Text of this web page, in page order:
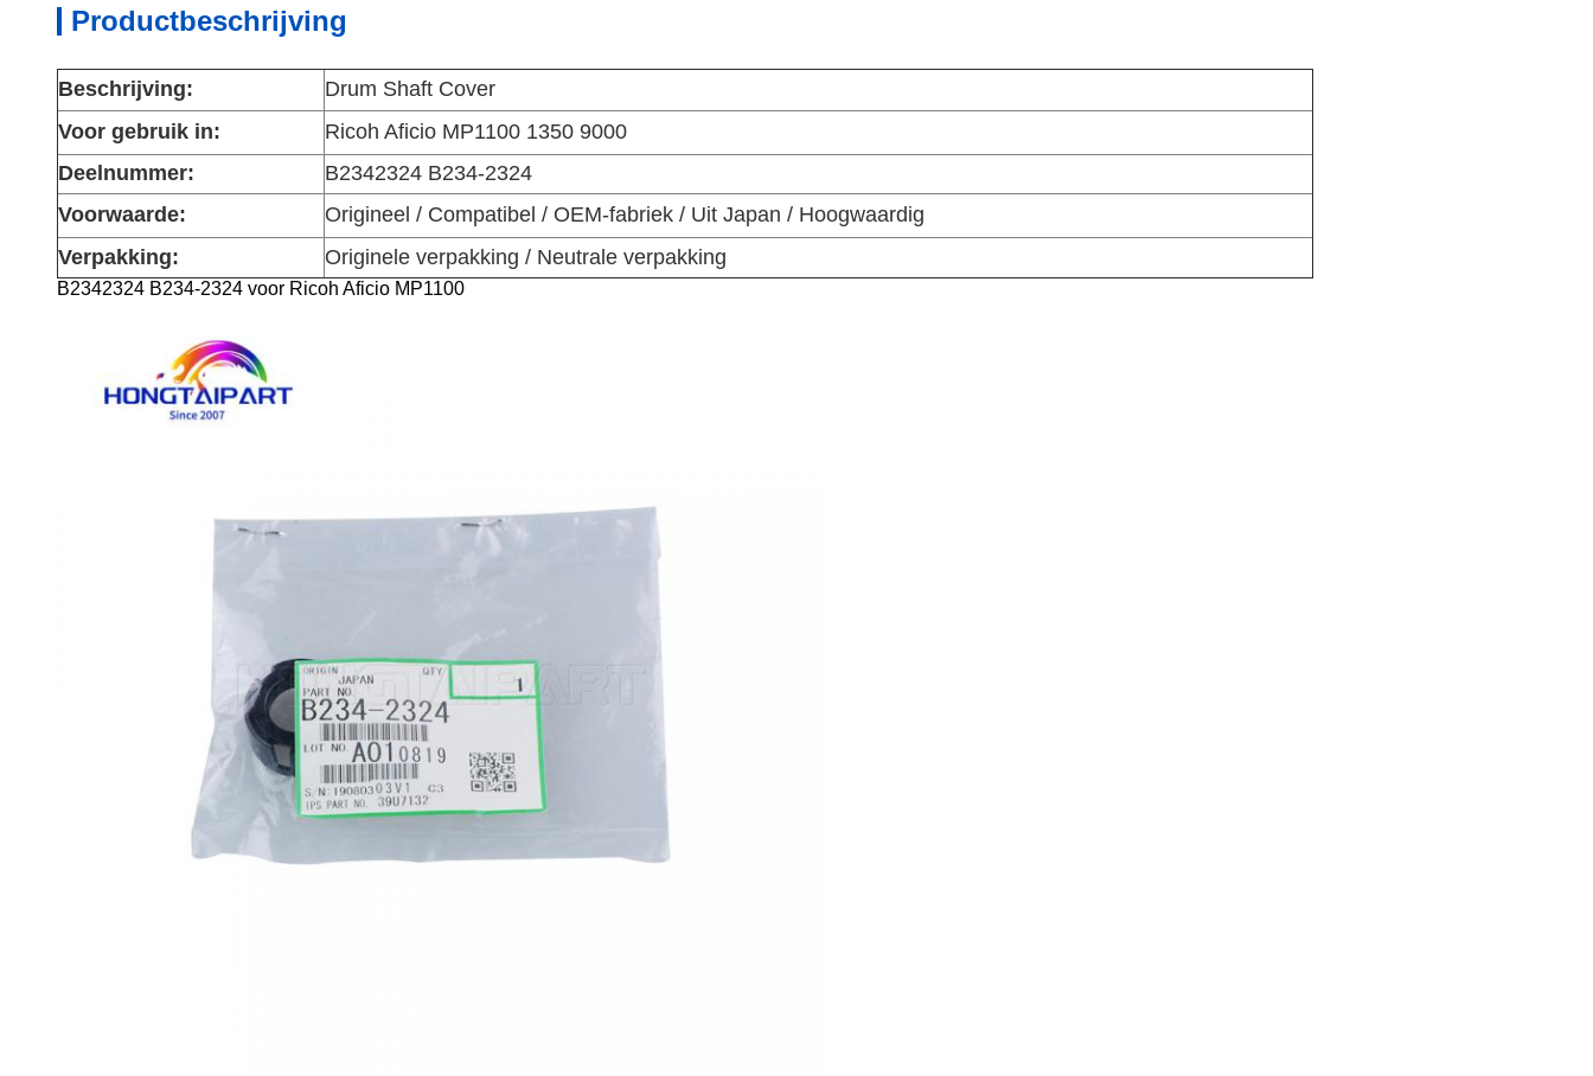
Productbeschrijving
Beschrijving:
Drum Shaft Cover
Voor gebruik in:
Ricoh Aficio MP1100 1350 9000
Deelnummer:
B2342324 B234-2324
Voorwaarde:
Origineel / Compatibel / OEM-fabriek / Uit Japan / Hoogwaardig
Verpakking:
Originele verpakking / Neutrale verpakking
B2342324 B234-2324 voor Ricoh Aficio MP1100